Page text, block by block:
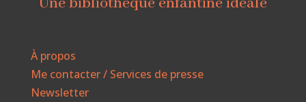
À propos
Me contacter / Services de presse
Newsletter